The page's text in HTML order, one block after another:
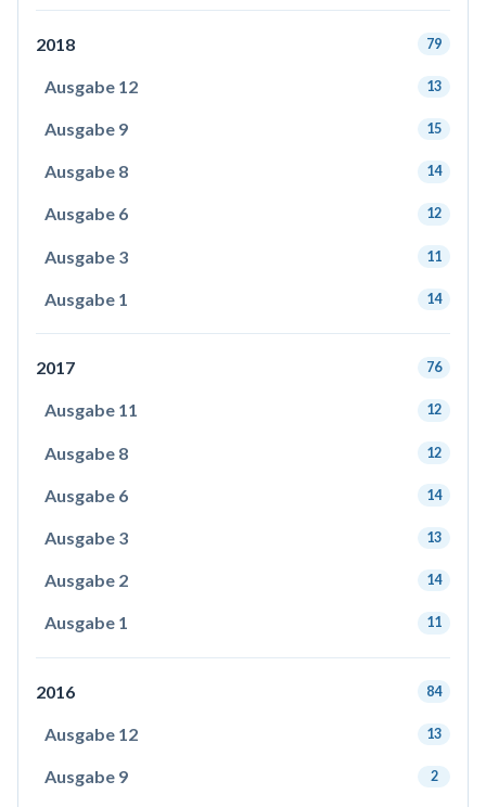
2018 79
Ausgabe 12 13
Ausgabe 9 15
Ausgabe 8 14
Ausgabe 6 12
Ausgabe 3 11
Ausgabe 1 14
2017 76
Ausgabe 11 12
Ausgabe 8 12
Ausgabe 6 14
Ausgabe 3 13
Ausgabe 2 14
Ausgabe 1 11
2016 84
Ausgabe 12 13
Ausgabe 9 2